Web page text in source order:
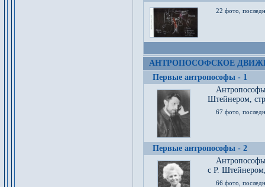
22 фото,
АНТРОПОСОФСКОЕ
Первые антропософы - 1
Штейнером,
67 фото,
Первые антропософы - 2
с Р.
66 фото,